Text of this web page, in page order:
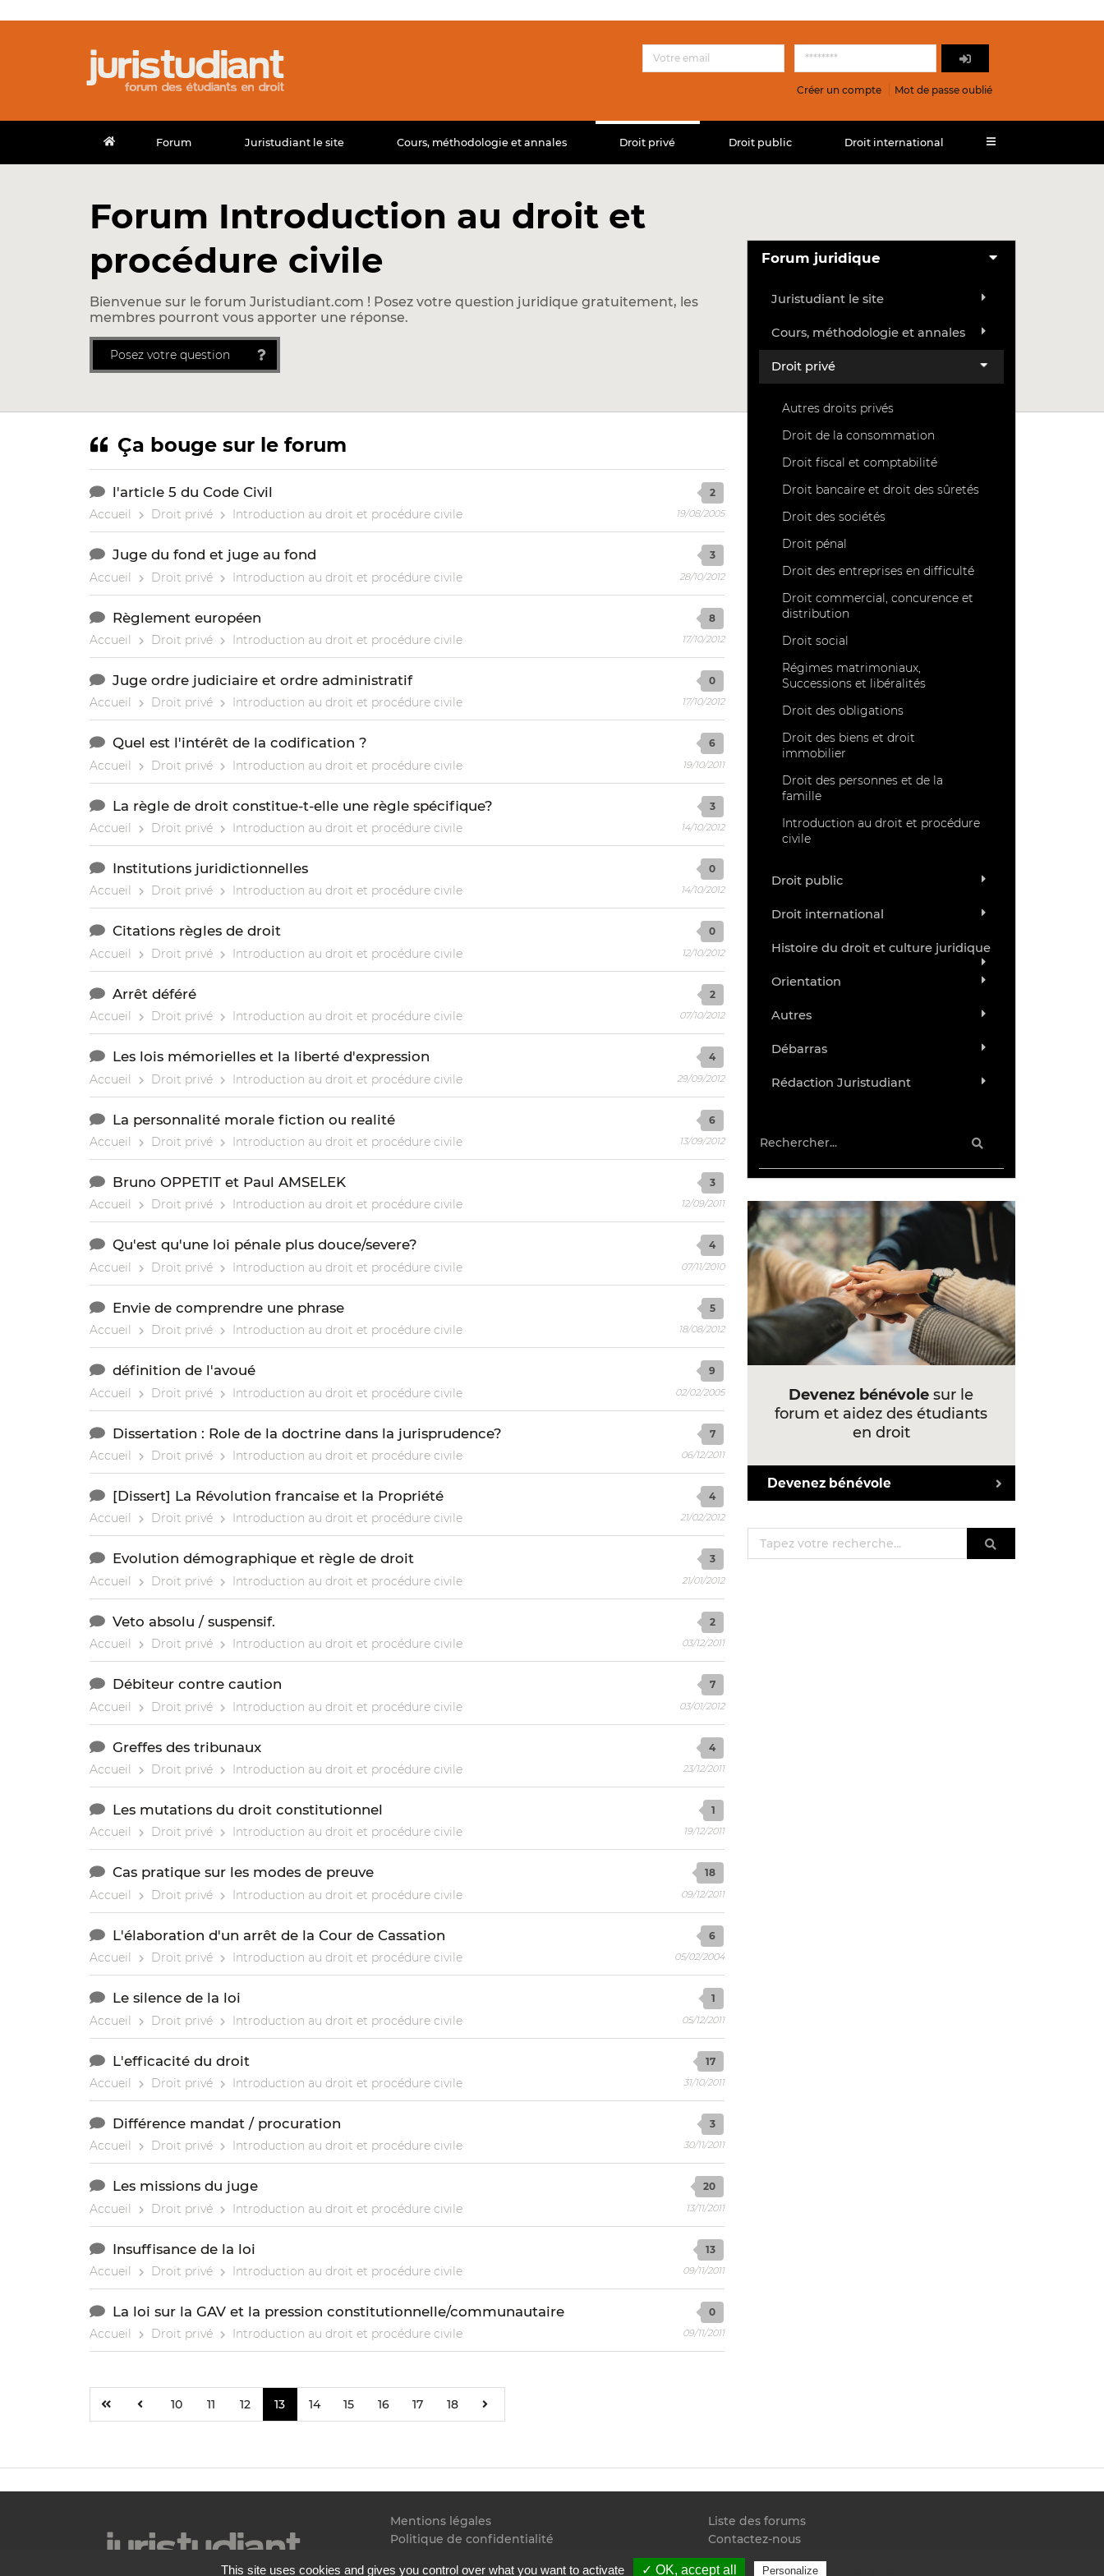
Créer un compte Mot de passe oublié
Forum Juristudiant le site Cours, méthodologie et annales Droit privé Droit public Droit international
Forum Introduction au droit et
procédure civile
Bienvenue sur le forum Juristudiant.com ! Posez votre question juridique gratuitement, les
membres pourront vous apporter une réponse.
Posez votre question
Ça bouge sur le forum
l'article 5 du Code Civil
Accueil Droit privé Introduction au droit et procédure civile
2
19/08/2005
Juge du fond et juge au fond
Accueil Droit privé Introduction au droit et procédure civile
3
28/10/2012
Règlement européen
Accueil Droit privé Introduction au droit et procédure civile
8
17/10/2012
Juge ordre judiciaire et ordre administratif
Accueil Droit privé Introduction au droit et procédure civile
0
17/10/2012
Quel est l'intérêt de la codification ?
Accueil Droit privé Introduction au droit et procédure civile
6
19/10/2011
La règle de droit constitue-t-elle une règle spécifique?
Accueil Droit privé Introduction au droit et procédure civile
3
14/10/2012
Institutions juridictionnelles
Accueil Droit privé Introduction au droit et procédure civile
0
14/10/2012
Citations règles de droit
Accueil Droit privé Introduction au droit et procédure civile
0
12/10/2012
Arrêt déféré
Accueil Droit privé Introduction au droit et procédure civile
2
07/10/2012
Les lois mémorielles et la liberté d'expression
Accueil Droit privé Introduction au droit et procédure civile
4
29/09/2012
La personnalité morale fiction ou realité
Accueil Droit privé Introduction au droit et procédure civile
6
13/09/2012
Bruno OPPETIT et Paul AMSELEK
Accueil Droit privé Introduction au droit et procédure civile
3
12/09/2011
Qu'est qu'une loi pénale plus douce/severe?
Accueil Droit privé Introduction au droit et procédure civile
4
07/11/2010
Envie de comprendre une phrase
Accueil Droit privé Introduction au droit et procédure civile
5
18/08/2012
définition de l'avoué
Accueil Droit privé Introduction au droit et procédure civile
9
02/02/2005
Dissertation : Role de la doctrine dans la jurisprudence?
Accueil Droit privé Introduction au droit et procédure civile
7
06/12/2011
[Dissert] La Révolution francaise et la Propriété
Accueil Droit privé Introduction au droit et procédure civile
4
21/02/2012
Evolution démographique et règle de droit
Accueil Droit privé Introduction au droit et procédure civile
3
21/01/2012
Veto absolu / suspensif.
Accueil Droit privé Introduction au droit et procédure civile
2
03/12/2011
Débiteur contre caution
Accueil Droit privé Introduction au droit et procédure civile
7
03/01/2012
Greffes des tribunaux
Accueil Droit privé Introduction au droit et procédure civile
4
23/12/2011
Les mutations du droit constitutionnel
Accueil Droit privé Introduction au droit et procédure civile
1
19/12/2011
Cas pratique sur les modes de preuve
Accueil Droit privé Introduction au droit et procédure civile
18
09/12/2011
L'élaboration d'un arrêt de la Cour de Cassation
Accueil Droit privé Introduction au droit et procédure civile
6
05/02/2004
Le silence de la loi
Accueil Droit privé Introduction au droit et procédure civile
1
05/12/2011
L'efficacité du droit
Accueil Droit privé Introduction au droit et procédure civile
17
31/10/2011
Différence mandat / procuration
Accueil Droit privé Introduction au droit et procédure civile
3
30/11/2011
Les missions du juge
Accueil Droit privé Introduction au droit et procédure civile
20
13/11/2011
Insuffisance de la loi
Accueil Droit privé Introduction au droit et procédure civile
13
09/11/2011
La loi sur la GAV et la pression constitutionnelle/communautaire
Accueil Droit privé Introduction au droit et procédure civile
0
09/11/2011
10 11 12 13 14 15 16 17 18
Forum juridique
Juristudiant le site
Cours, méthodologie et annales
Droit privé
Autres droits privés
Droit de la consommation
Droit fiscal et comptabilité
Droit bancaire et droit des sûretés
Droit des sociétés
Droit pénal
Droit des entreprises en difficulté
Droit commercial, concurence et
distribution
Droit social
Régimes matrimoniaux,
Successions et libéralités
Droit des obligations
Droit des biens et droit
immobilier
Droit des personnes et de la
famille
Introduction au droit et procédure
civile
Droit public
Droit international
Histoire du droit et culture juridique
Orientation
Autres
Débarras
Rédaction Juristudiant
Devenez bénévole sur le
forum et aidez des étudiants
en droit
Devenez bénévole
Mentions légales
Politique de confidentialité
Liste des forums
Contactez-nous
Flux RSS
This site uses cookies and gives you control over what you want to activate ✓ OK, accept all Personalize